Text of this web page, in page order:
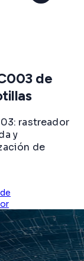
de
rastreador
y
de